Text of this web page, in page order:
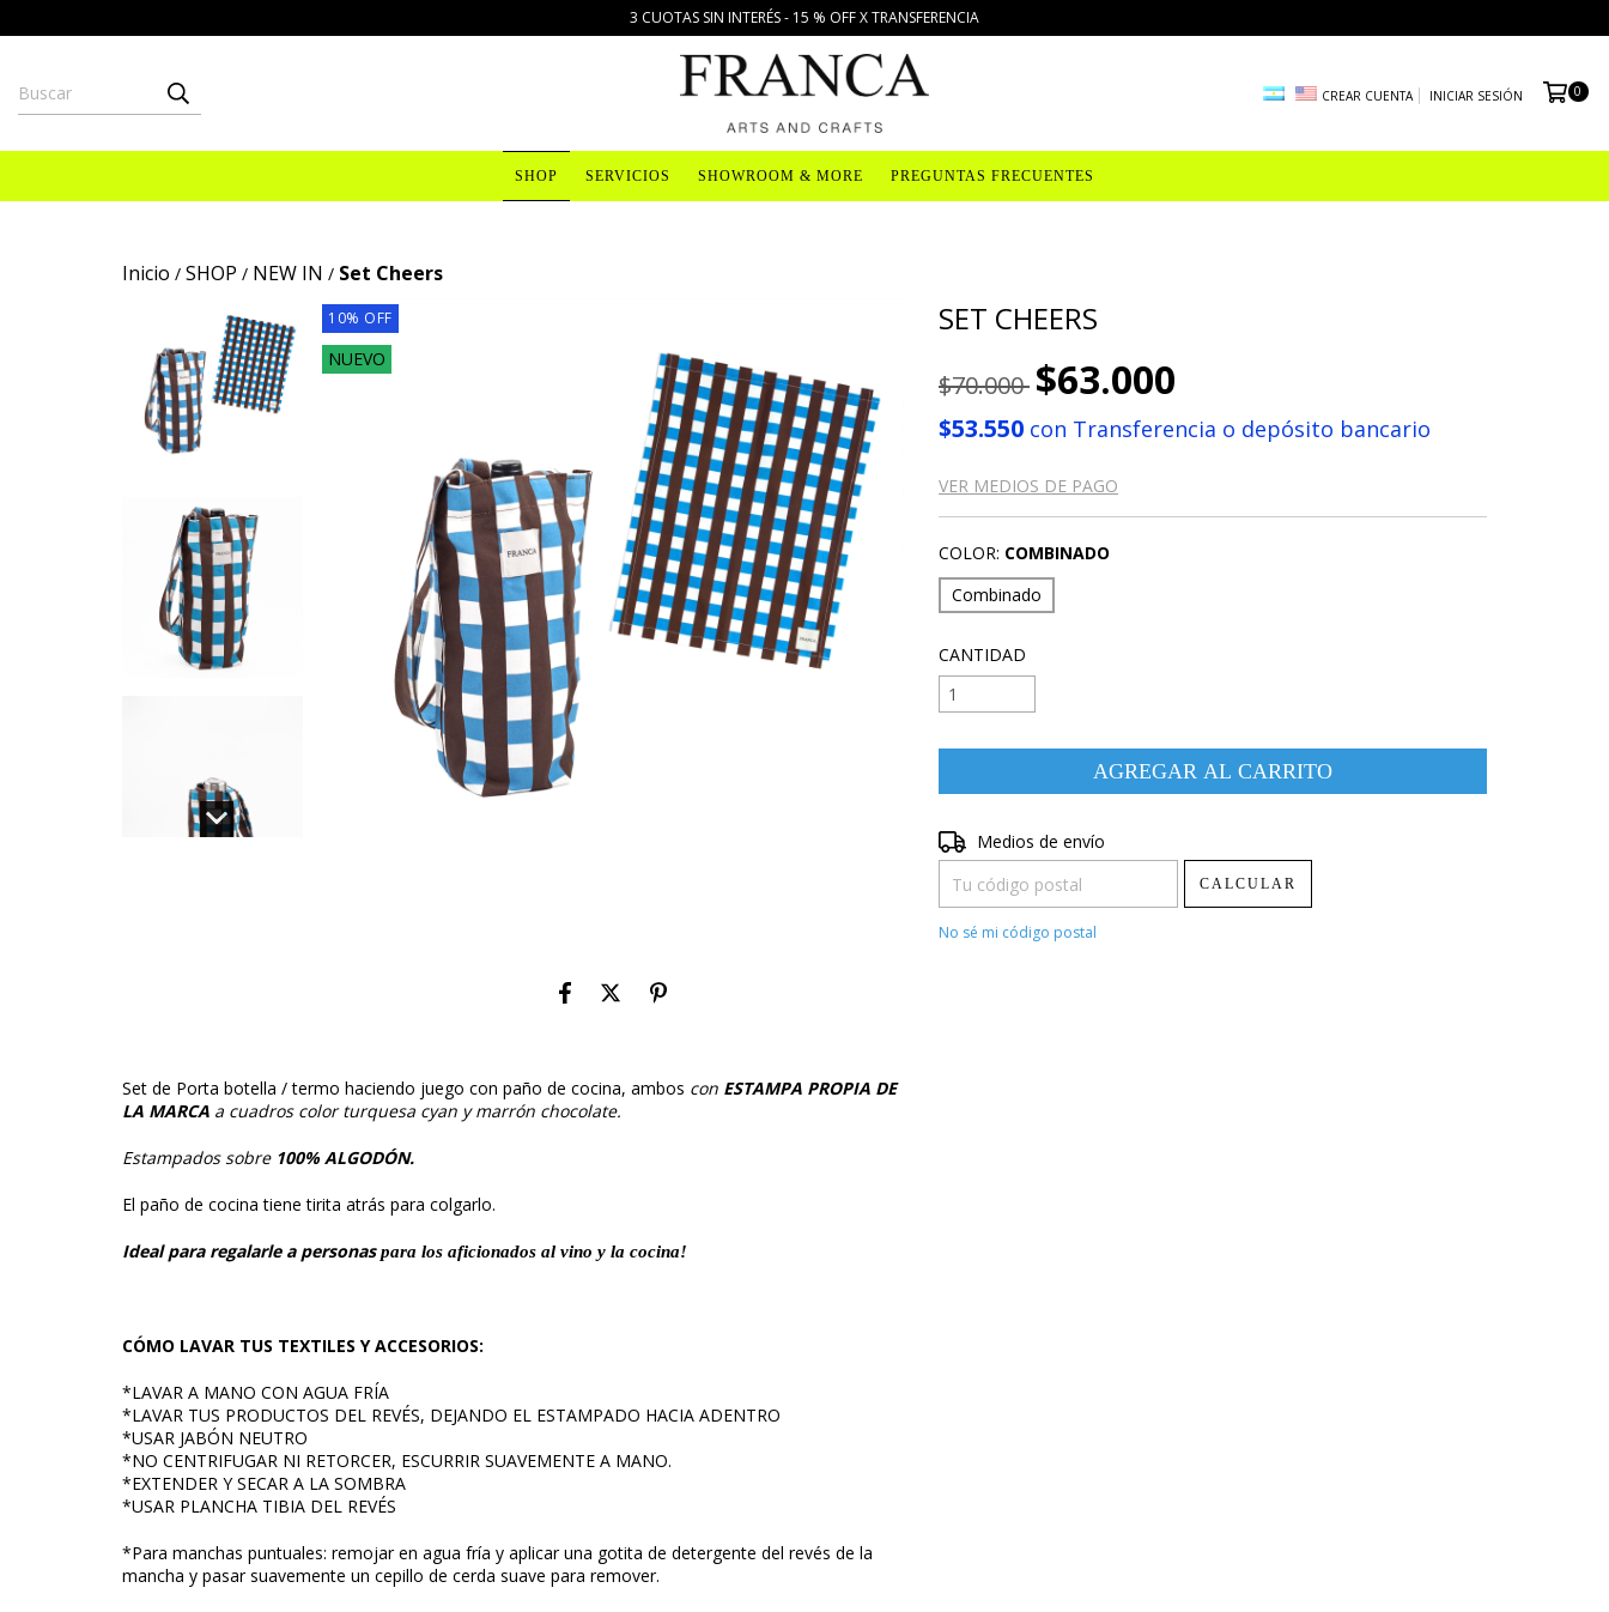
3 CUOTAS SIN INTERÉS - 15 % OFF X TRANSFERENCIA
CREAR CUENTA INICIAR SESIÓN 0
SHOP SERVICIOS SHOWROOM & MORE PREGUNTAS FRECUENTES
Inicio / SHOP / NEW IN / Set Cheers
10% OFF
NUEVO
Set de Porta botella / termo haciendo juego con paño de cocina, ambos con ESTAMPA PROPIA DE
LA MARCA a cuadros color turquesa cyan y marrón chocolate.
Estampados sobre100% ALGODÓN.
El paño de cocina tiene tirita atrás para colgarlo.
Ideal para regalarle a personaspara los aficionados al vino y la cocina!
CÓMO LAVAR TUS TEXTILES Y ACCESORIOS:
*LAVAR A MANO CON AGUA FRÍA
*LAVAR TUS PRODUCTOS DEL REVÉS, DEJANDO EL ESTAMPADO HACIA ADENTRO
*USAR JABÓN NEUTRO
*NO CENTRIFUGAR NI RETORCER, ESCURRIR SUAVEMENTE A MANO.
*EXTENDER Y SECAR A LA SOMBRA
*USAR PLANCHA TIBIA DEL REVÉS
*Para manchas puntuales: remojar en agua fría y aplicar una gotita de detergente del revés de la
mancha y pasar suavemente un cepillo de cerda suave para remover.
SET CHEERS
$70.000 $63.000
$53.550 con Transferencia o depósito bancario
VER MEDIOS DE PAGO
COLOR: COMBINADO
Combinado
CANTIDAD
Entregas para el CP:
Medios de envío
CALCULAR
No sé mi código postal